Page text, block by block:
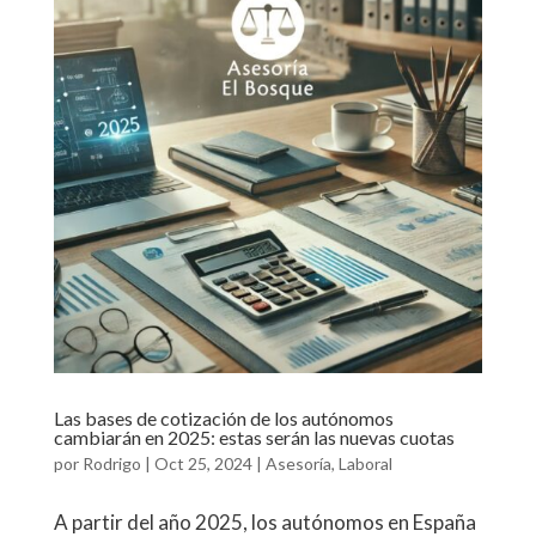
Las bases de cotización de los autónomos
cambiarán en 2025: estas serán las nuevas cuotas
por Rodrigo | Oct 25, 2024| Asesoría, Laboral
A partir del año 2025, los autónomos en España